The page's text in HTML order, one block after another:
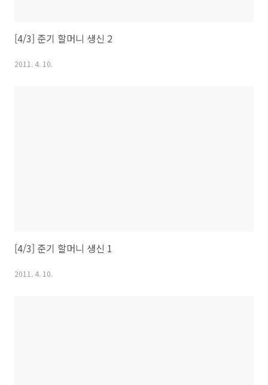
[4/3] 준기 할머니 생신 2
2011. 4. 10.
[4/3] 준기 할머니 생신 1
2011. 4. 10.